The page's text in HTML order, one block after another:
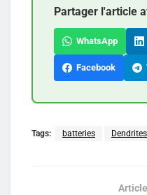
Partager l'article
WhatsApp
Facebook
Tags: batteries Dendrites